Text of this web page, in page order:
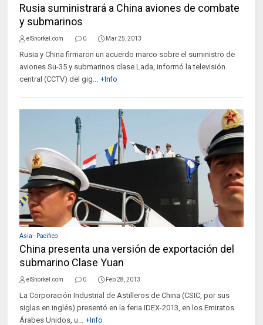
Rusia suministrará a China aviones de combate
y submarinos
elSnorkel.com 0 Mar 25, 2013
Rusia y China firmaron un acuerdo marco sobre el suministro de
aviones Su-35 y submarinos clase Lada, informó la televisión
central (CCTV) del gig... +Info
Asia - Pacifico
China presenta una versión de exportación del
submarino Clase Yuan
elSnorkel.com 0 Feb 28, 2013
La Corporación Industrial de Astilleros de China (CSIC, por sus
siglas en inglés) presentó en la feria IDEX-2013, en los Emiratos
Árabes Unidos, u... +Info